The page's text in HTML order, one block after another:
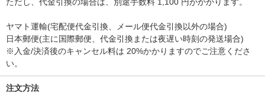
ヤマト運輸(宅配便代金引換、メール便代金引換以外の場合)
日本郵便(主に国際郵便、代金引換または夜遅い時刻の発送場合)
※入金/決済後のキャンセル料は 20%かかりますのでご注意くださ
い。
注文方法